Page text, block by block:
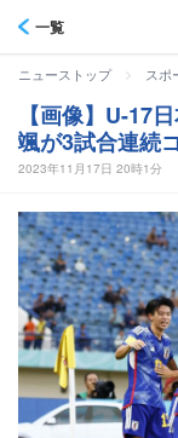
一覧
ニューストップ > スポ
【画像】U-17
颯が3試合連続
2023年11月17日 20時1分